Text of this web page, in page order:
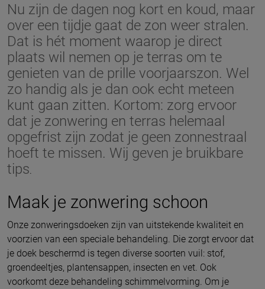
Nu zijn de dagen nog kort en koud, maar
over een tijdje gaat de zon weer stralen.
Dat is hét moment waarop je direct
plaats wil nemen op je terras om te
genieten van de prille voorjaarszon. Wel
zo handig als je dan ook echt meteen
kunt gaan zitten. Kortom: zorg ervoor
dat je zonwering en terras helemaal
opgefrist zijn zodat je geen zonnestraal
hoeft te missen. Wij geven je bruikbare
tips
Maak je zonwering schoon
Onze zonweringsdoeken zijn van uitstekende kwaliteit en
voorzien van een speciale behandeling. Die zorgt ervoor dat
je doek beschermd is tegen diverse soorten vuil: stof,
groendeeltjes, plantensappen, insecten en vet. Ook
voorkomt deze behandeling schimmelvorming. Om je